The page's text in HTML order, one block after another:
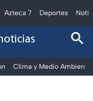
Azteca 7 Deportes
Clima y Medio Ambiente